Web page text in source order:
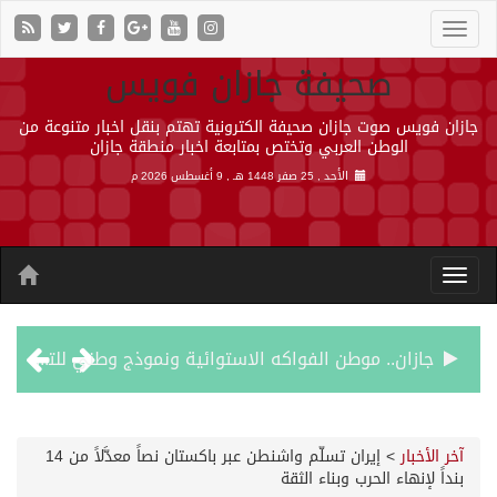
صحيفة جازان فويس
جازان فويس صوت جازان صحيفة الكترونية تهتم بنقل اخبار متنوعة من
الوطن العربي وتختص بمتابعة اخبار منطقة جازان
الأحد , 25 صفر 1448 هـ , 9 أغسطس 2026 م
جازان.. موطن الفواكه الاستوائية ونموذج وطني للتنمية الزراعية المستدامة
آخر الأخبار> إيران تسلّم واشنطن عبر باكستان نصاً معدَّلاً من 14
بنداً لإنهاء الحرب وبناء الثقة